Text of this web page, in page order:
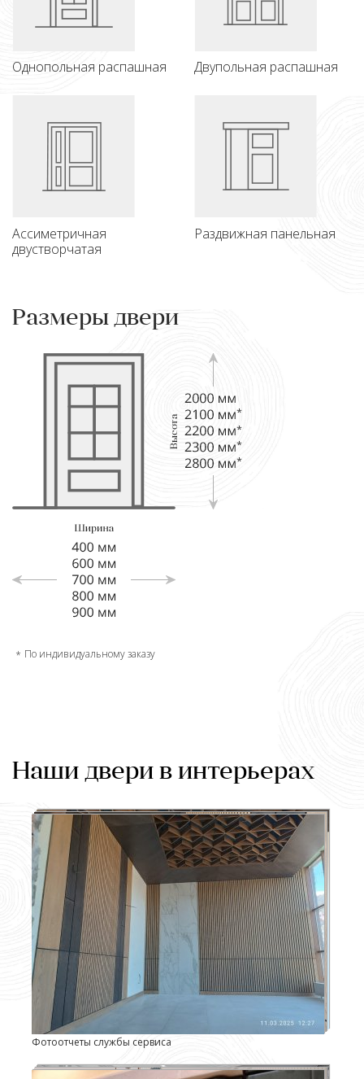
Однопольная распашная Двупольная распашная
Ассиметричная
двустворчатая
Раздвижная панельная
Размеры двери
По индивидуальному заказу
Наши двери в интерьерах
Фотоотчеты службы сервиса